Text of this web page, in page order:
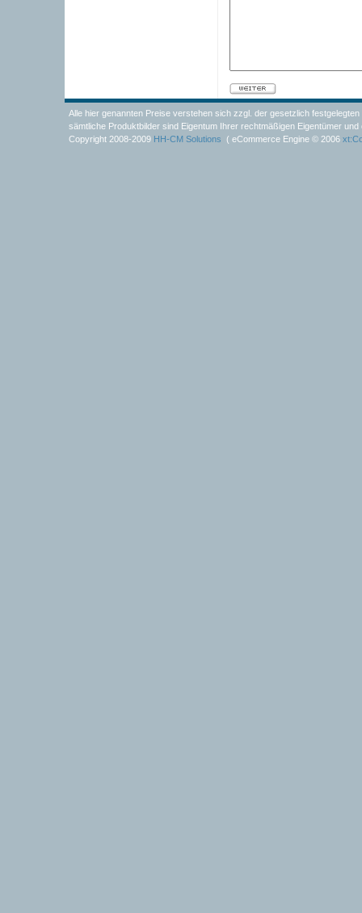
Alle hier genannten Preise verstehen sich zzgl. der gesetzlich
sämtliche Produktbilder sind Eigentum Ihrer rechtmäßigen Eigentümer
Copyright 2008-2009 HH-CM Solutions ( eCommerce Engine © 2006